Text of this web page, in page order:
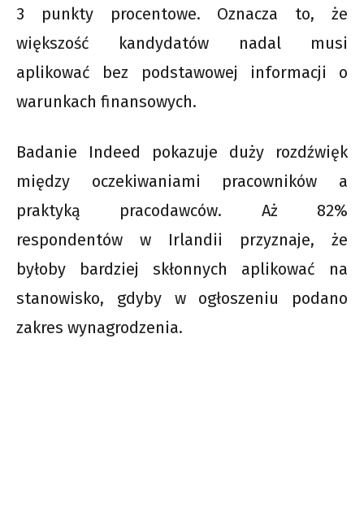
3 punkty procentowe. Oznacza to, że
większość kandydatów nadal musi
aplikować bez podstawowej informacji o
warunkach finansowych.
Badanie Indeed pokazuje duży rozdźwięk
między oczekiwaniami pracowników a
praktyką pracodawców. Aż 82%
respondentów w Irlandii przyznaje, że
byłoby bardziej skłonnych aplikować na
stanowisko, gdyby w ogłoszeniu podano
zakres wynagrodzenia.